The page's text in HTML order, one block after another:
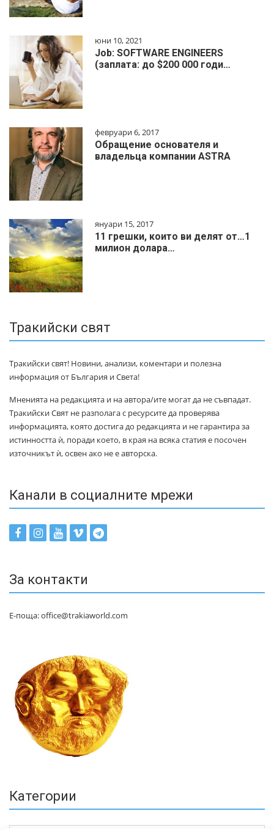
юни 10, 2021
Job: SOFTWARE ENGINEERS
(заплата: до $200 000 годи…
февруари 6, 2017
Обращение основателя и
владельца компании ASTRA
януари 15, 2017
11 грешки, които ви делят от…1
милиoн дoлapa…
Тракийски свят
Тракийски свят! Новини, анализи, коментари и полезна
информация от България и Света!
Мненията на редакцията и на автора/ите могат да не съвпадат.
Тракийски Свят не разполага с ресурсите да проверява
информацията, която достига до редакцията и не гарантира за
истинността ѝ, поради което, в края на всяка статия е посочен
източникът ѝ, освен ако не е авторска.
Канали в социалните мрежи
За контакти
Е-поща: office@trakiaworld.com
Категории